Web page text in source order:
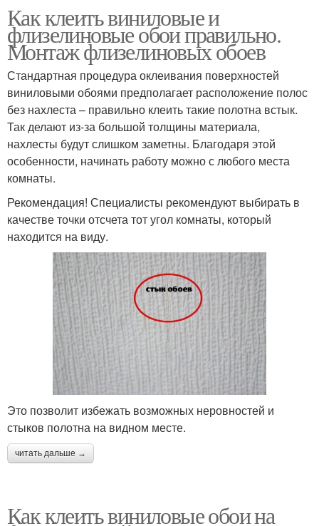
Как клеить виниловые и
флизелиновые обои правильно.
Монтаж флизелиновых обоев
Стандартная процедура оклеивания поверхностей
виниловыми обоями предполагает расположение полос
без нахлеста – правильно клеить такие полотна встык.
Так делают из-за большой толщины материала,
нахлесты будут слишком заметны. Благодаря этой
особенности, начинать работу можно с любого места
комнаты.
Рекомендация! Специалисты рекомендуют выбирать в
качестве точки отсчета тот угол комнаты, который
находится на виду.
Это позволит избежать возможных неровностей и
стыков полотна на видном месте.
читать дальше →
Как клеить виниловые обои на